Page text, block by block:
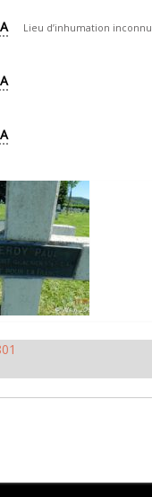
Lieu d’inhumation inconnu